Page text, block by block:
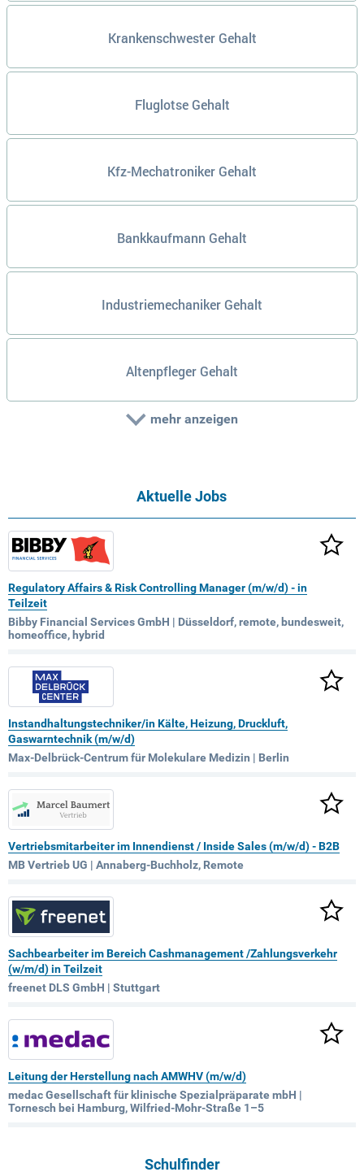
Krankenschwester Gehalt
Fluglotse Gehalt
Kfz-Mechatroniker Gehalt
Bankkaufmann Gehalt
Industriemechaniker Gehalt
Altenpfleger Gehalt
mehr anzeigen
Aktuelle Jobs
Regulatory Affairs & Risk Controlling Manager (m/w/d) - in
Teilzeit
Bibby Financial Services GmbH | Düsseldorf, remote, bundesweit,
homeoffice, hybrid
Instandhaltungstechniker/in Kälte, Heizung, Druckluft,
Gaswarntechnik (m/w/d)
Max-Delbrück-Centrum für Molekulare Medizin | Berlin
Vertriebsmitarbeiter im Innendienst / Inside Sales (m/w/d) - B2B
MB Vertrieb UG | Annaberg-Buchholz, Remote
Sachbearbeiter im Bereich Cashmanagement /Zahlungsverkehr
(w/m/d) in Teilzeit
freenet DLS GmbH | Stuttgart
Leitung der Herstellung nach AMWHV (m/w/d)
medac Gesellschaft für klinische Spezialpräparate mbH |
Tornesch bei Hamburg, Wilfried-Mohr-Straße 1–5
Schulfinder